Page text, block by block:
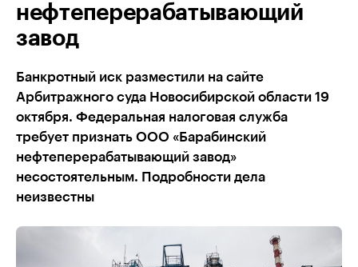
нефтеперерабатывающий
завод
Банкротный иск разместили на сайте
Арбитражного суда Новосибирской области 19
октября. Федеральная налоговая служба
требует признать ООО «Барабинский
нефтеперерабатывающий завод»
несостоятельным. Подробности дела
неизвестны